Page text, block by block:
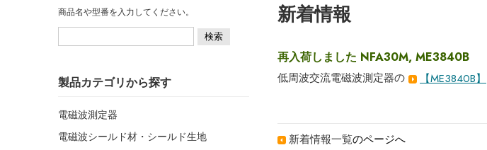
新着情報
再入荷しました NFA30M, ME3840B
低周波交流電磁波測定器の 【ME3840B】
新着情報一覧のページへ
商品名や型番を入力してください。
製品カテゴリから探す
電磁波測定器
電磁波シールド材・シールド生地